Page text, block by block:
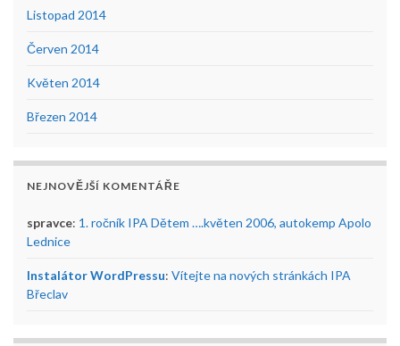
Listopad 2014
Červen 2014
Květen 2014
Březen 2014
NEJNOVĚJŠÍ KOMENTÁŘE
spravce: 1. ročník IPA Dětem ….květen 2006, autokemp Apolo
Lednice
Instalátor WordPressu: Vítejte na nových stránkách IPA
Břeclav